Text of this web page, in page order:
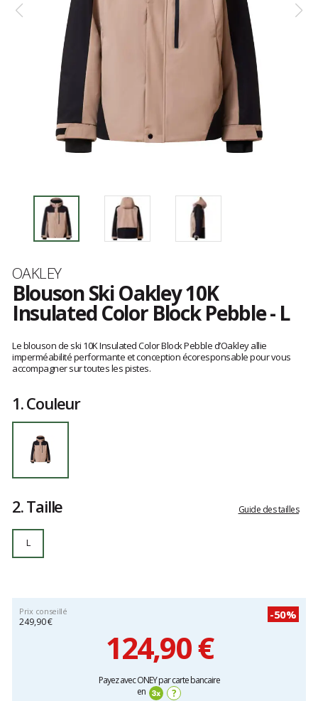
Marque
OAKLEY
Blouson Ski Oakley 10K
Insulated Color Block Pebble - L
L
avis
clients
Le blouson de ski 10K Insulated Color Block Pebble d’Oakley allie
imperméabilité performante et conception écoresponsable pour vous
accompagner sur toutes les pistes.
1.Couleur
2.Taille Guide des tailles
L
Prix conseillé
249,90 €
-50%
124,90 €
Payez avec ONEY par carte bancaire
en
?